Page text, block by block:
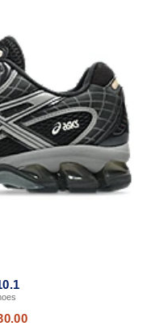
midsole of the
solution dyeing
by approximately
45%
technology's